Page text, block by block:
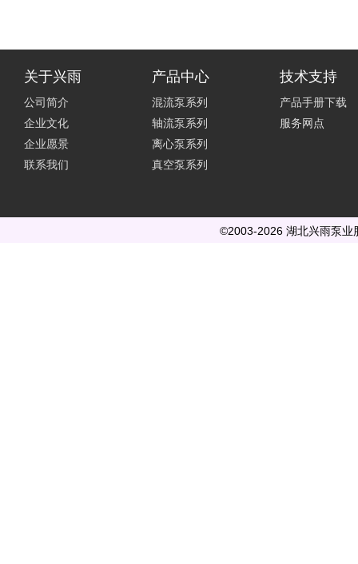
关于兴雨
公司简介
企业文化
企业愿景
联系我们
产品中心
混流泵系列
轴流泵系列
离心泵系列
真空泵系列
技术支持
产品手册下载
服务网点
©2003-2026 湖北兴雨泵